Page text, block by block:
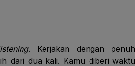
. Kerjakan dengan penuh
dari dua kali. Kamu diberi waktu